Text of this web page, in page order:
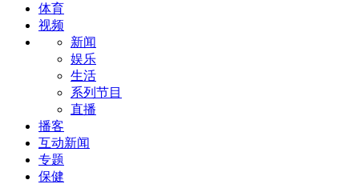
体育
视频
新闻
娱乐
生活
系列节目
直播
播客
互动新闻
专题
保健